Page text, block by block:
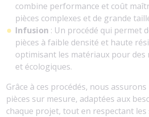
combine performance et coût
pièces complexes et de grande
Infusion : Un procédé qui permet
pièces à faible densité et haute
optimisant les matériaux pour des
et écologiques.
Grâce à ces procédés, nous
pièces sur mesure, adaptées aux
chaque projet, tout en respectant les